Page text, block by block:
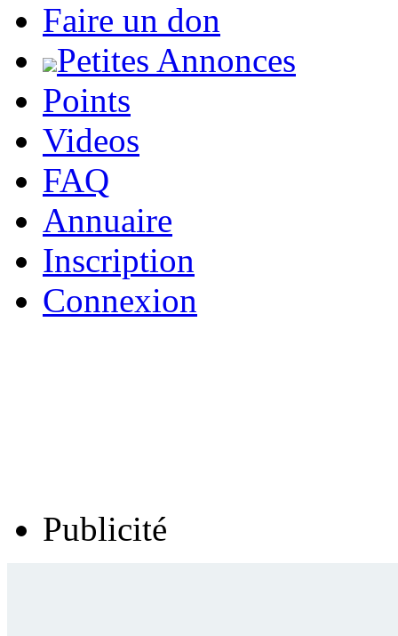
Faire un don
Petites Annonces
Points
Videos
FAQ
Annuaire
Inscription
Connexion
Publicité